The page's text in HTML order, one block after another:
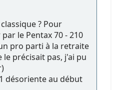
? Pour
le Pentax 70 - 210
pro parti à la retraite
précisait pas, j'ai pu
désoriente au début